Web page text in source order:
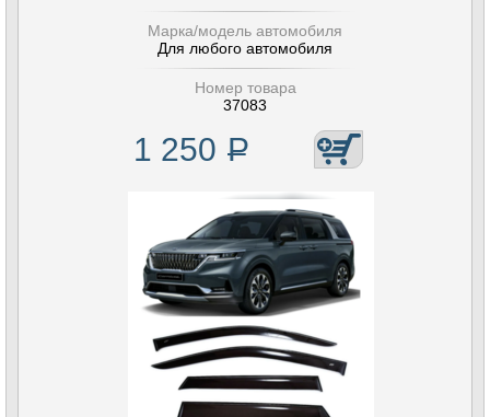
Марка/модель автомобиля
Для любого автомобиля
Номер товара
37083
1 250 Р